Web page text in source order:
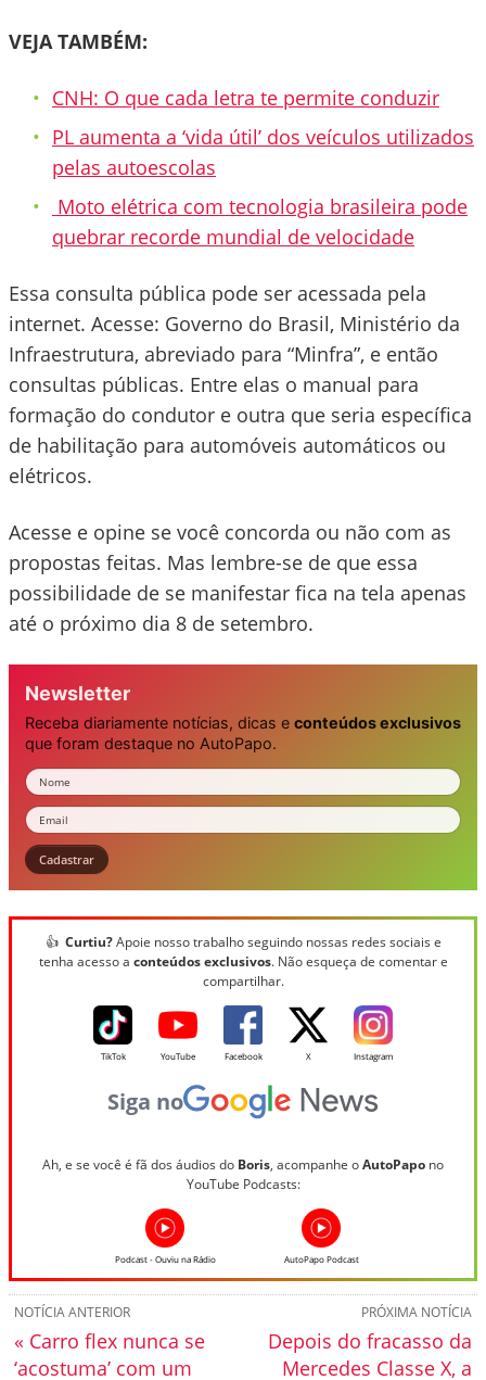
VEJA TAMBÉM:
CNH: O que cada letra te permite conduzir
PL aumenta a ‘vida útil’ dos veículos utilizados
pelas autoescolas
Moto elétrica com tecnologia brasileira pode
quebrar recorde mundial de velocidade
Essa consulta pública pode ser acessada pela
internet. Acesse: Governo do Brasil, Ministério da
Infraestrutura, abreviado para “Minfra”, e então
consultas públicas. Entre elas o manual para
formação do condutor e outra que seria específica
de habilitação para automóveis automáticos ou
elétricos.
Acesse e opine se você concorda ou não com as
propostas feitas. Mas lembre-se de que essa
possibilidade de se manifestar fica na tela apenas
até o próximo dia 8 de setembro.
Newsletter
Receba diariamente notícias, dicas e conteúdos exclusivos
que foram destaque no AutoPapo.
Nome
Email
Cadastrar
👍 Curtiu?Apoie nosso trabalho seguindo nossas redes sociais e
tenha acesso a conteúdos exclusivos. Não esqueça de comentar e
compartilhar.
TikTok YouTube Facebook X Instagram
Siga no
Ah, e se você é fã dos áudios do Boris, acompanhe oAutoPapo no
YouTube Podcasts:
Podcast - Ouviu na Rádio AutoPapo Podcast
PRÓXIMA NOTÍCIA
Depois do fracasso da
Mercedes Classe X, a
NOTÍCIA ANTERIOR
« Carro flex nunca se
‘acostuma’ com um